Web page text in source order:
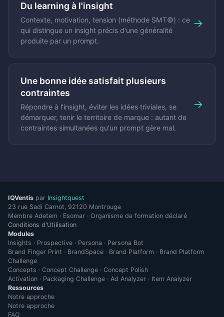
Du learning à l'insight
Contexte, motivation, tension (méthode SMT©) : ce
qui distingue un insight précis d'une généralité
produite par un prompt.
→
Une bonne idée satisfait plusieurs
contraintes
Répondre à l'insight, éviter les idées triviales, se
démarquer, tenir le territoire de marque : autant de
contraintes simultanées qu'un prompt gère mal.
→
IQVentis par Insightquest
23 rue Sadi Carnot, 92120 Montrouge
Membre Adetem · Esomar · Organisme de formation déclaré
Conditions d'Utilisation
Modules
Insights · Prospective · Persona · Persona Bot
Brand Finger Print · BrandSpace · Brand Platform · Brand Platform
Challenge
Concepts · Concept Challenge · Concept Polish
Activation · Packaging Challenge · Ad Analyzer · Item Analyzer
Ressources
Notre approche
Notre approche
FAQ